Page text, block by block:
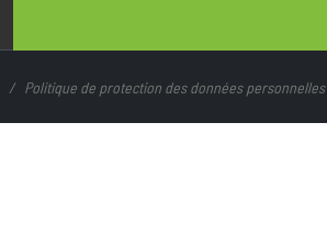
Politique de protection des données personnelles